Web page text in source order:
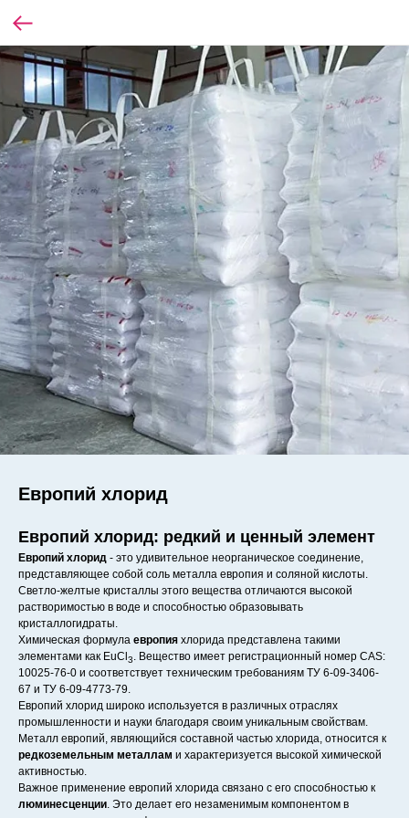
Европий хлорид
Европий хлорид: редкий и ценный элемент
Европий хлорид - это удивительное неорганическое соединение,
представляющее собой соль металла европия и соляной кислоты.
Светло-желтые кристаллы этого вещества отличаются высокой
растворимостью в воде и способностью образовывать
кристаллогидраты.
Химическая формула европия хлорида представлена такими
элементами как EuCl 3. Вещество имеет регистрационный номер CAS:
10025-76-0 и соответствует техническим требованиям ТУ 6-09-3406-
67 и ТУ 6-09-4773-79.
Европий хлорид широко используется в различных отраслях
промышленности и науки благодаря своим уникальным свойствам.
Металл европий, являющийся составной частью хлорида, относится к
редкоземельным металлам и характеризуется высокой химической
активностью.
Важное применение европий хлорида связано с его способностью к
люминесценции. Это делает его незаменимым компонентом в